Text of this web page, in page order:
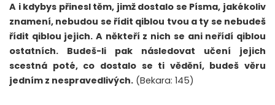
A i kdybys přinesl těm, jimž dostalo se Písma, jakékoliv
znamení, nebudou se řídit qiblou tvou a ty se nebudeš
řídit qiblou jejich. A někteří z nich se ani neřídí qiblou
ostatních. Budeš-li pak následovat učení jejich
scestná poté, co dostalo se ti vědění, budeš věru
jedním z nespravedlivých. (Bekara: 145)